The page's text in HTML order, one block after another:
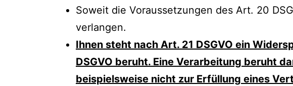
Soweit die Voraussetzungen des Art. 20
verlangen.
Ihnen steht nach Art. 21 DSGVO ein
DSGVO beruht. Eine Verarbeitung beruht
beispielsweise nicht zur Erfüllung eines